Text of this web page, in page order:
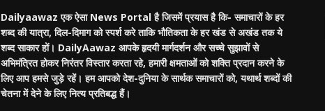
Dailyaawaz एक ऐसा News Portal है जिसमें प्रयास है कि- समाचारों के हर
शब्द की यात्रा, दिल-दिमाग को स्पर्श करे ताकि भौतिकता के हर खंड से अखंड तक ये
शब्द साकार हों। DailyAawaz आपके हृदयी मार्गदर्शन और सच्चे सुझावों से
अभिमंत्रित होकर निरंतर विस्तार करता रहे, हमारी क्षमताओं को शक्ति प्रदान करने के
लिए आप हमसे जुड़े रहें। हम आपको देश-दुनिया के सार्थक समाचारों को, यथार्थ शब्दों की
चेतना में देने के लिए नित्य प्रतिबद्ध हैं।